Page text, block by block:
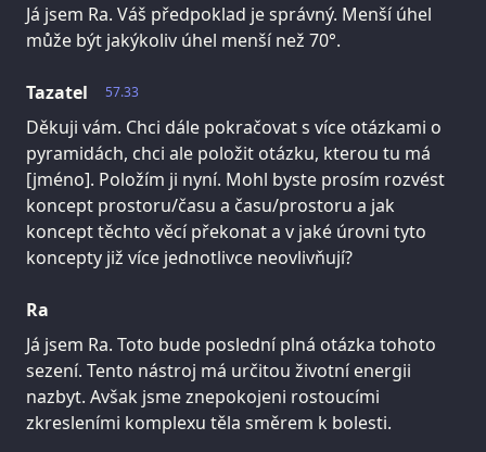
Já jsem Ra. Váš předpoklad je správný. Menší úhel
může být jakýkoliv úhel menší než 70°.
57.33
Tazatel
Děkuji vám. Chci dále pokračovat s více otázkami o
pyramidách, chci ale položit otázku, kterou tu má
[jméno]. Položím ji nyní. Mohl byste prosím rozvést
koncept prostoru/času a času/prostoru a jak
koncept těchto věcí překonat a v jaké úrovni tyto
koncepty již více jednotlivce neovlivňují?
Ra
Já jsem Ra. Toto bude poslední plná otázka tohoto
sezení. Tento nástroj má určitou životní energii
nazbyt. Avšak jsme znepokojeni rostoucími
zkresleními komplexu těla směrem k bolesti.